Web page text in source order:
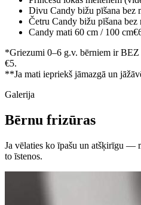
Divu Candy bižu pīšana bez
Četru Candy bižu pīšana bez
Candy mati 60 cm / 100 cm
*Griezumi 0–6 g.v. bērniem ir BEZ
€5.
**Ja mati iepriekš jāmazgā un
Galerija
Bērnu frizūras
Ja vēlaties ko īpašu un atšķirīgu —
to īstenos.